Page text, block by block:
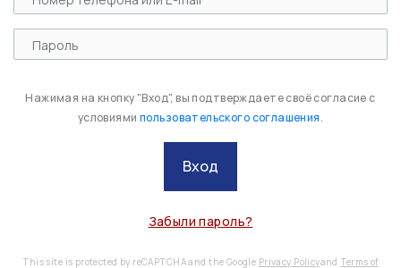
Нажимая на кнопку "Вход", вы подтверждаете своё согласие с
условиями пользовательского соглашения.
Вход
Забыли пароль?
This site is protected by reCAPTCHA and the Google Privacy PolicyandTerms of